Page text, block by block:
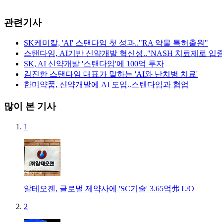
관련기사
SK케미칼, 'AI' 스탠다임 첫 성과.."RA 약물 특허출원"
스탠다임, AI기반 신약개발 혁신성.."NASH 치료제로 입
SK, AI 신약개발 '스탠다임'에 100억 투자
김진한 스탠다임 대표가 말하는 'AI와 난치병 치료'
한미약품, 신약개발에 AI 도입..스탠다임과 협업
많이 본 기사
1
알테오젠, 글로벌 제약사에 'SC기술' 3.65억弗 L/O
2